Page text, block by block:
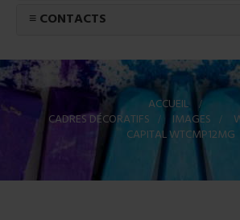
≡ CONTACTS
ACCUEIL >
CADRES DÉCORATIFS > IMAGES >
CAPITAL WTCMP12MG